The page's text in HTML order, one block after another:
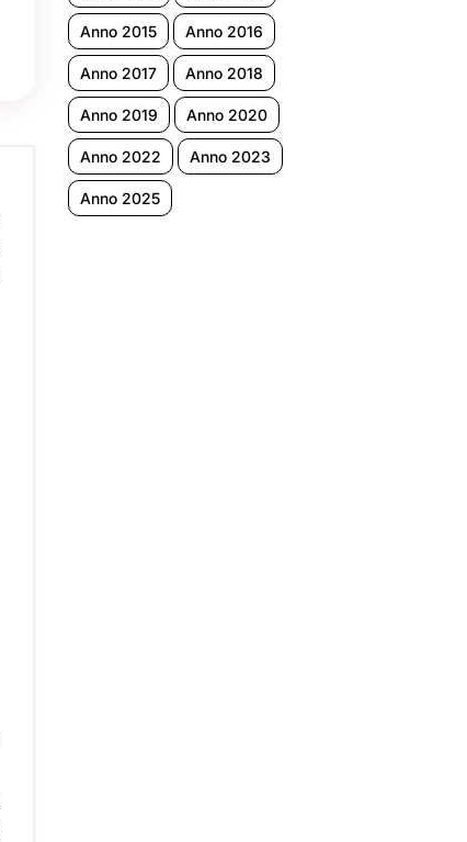
Anno 2015 Anno 2016
Anno 2017 Anno 2018
Anno 2019 Anno 2020
Anno 2022 Anno 2023
Anno 2025